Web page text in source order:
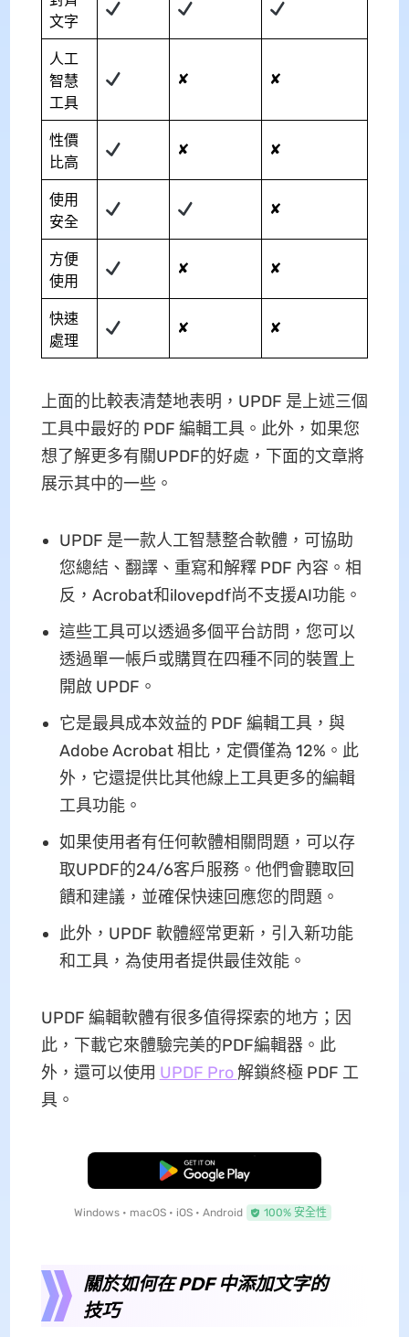
文字
人工
智慧
工具
✘ ✘
性價
比高
✘ ✘
使用
安全
✘
方便
使用
✘ ✘
快速
處理
✘ ✘
上面的比較表清楚地表明，UPDF 是上述三個
工具中最好的 PDF 編輯工具。此外，如果您
想了解更多有關UPDF的好處，下面的文章將
展示其中的一些。
UPDF 是一款人工智慧整合軟體，可協助
您總結、翻譯、重寫和解釋 PDF 內容。相
反，Acrobat和ilovepdf尚不支援AI功能。
這些工具可以透過多個平台訪問，您可以
透過單一帳戶或購買在四種不同的裝置上
開啟 UPDF。
它是最具成本效益的 PDF 編輯工具，與
Adob​​e Acrobat 相比，定價僅為 12%。此
外，它還提供比其他線上工具更多的編輯
工具功能。
如果使用者有任何軟體相關問題，可以存
取UPDF的24/6客戶服務。他們會聽取回
饋和建議，並確保快速回應您的問題。
此外，UPDF 軟體經常更新，引入新功能
和工具，為使用者提供最佳效能。
UPDF 編輯軟體有很多值得探索的地方；因
此，下載它來體驗完美的PDF編輯器。此
外，還可以使用 UPDF Pro解鎖終極 PDF 工
具。
免費下載
Windows • macOS • iOS • Android 100% 安全性
關於如何在 PDF 中添加文字的
技巧